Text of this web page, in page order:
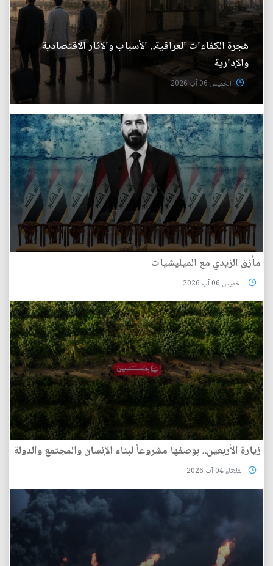
هجرة الكفاءات العراقية.. الأسباب والآثار الاقتصادية
والإدارية
الخميس 06 آب 2026
مأزق الزيدي مع الميليشيات
الخميس 06 آب 2026
زيارة الأربعين.. بوصفها مشروعاً لبناء الإنسان والمجتمع والدولة
الثلاثاء 04 آب 2026